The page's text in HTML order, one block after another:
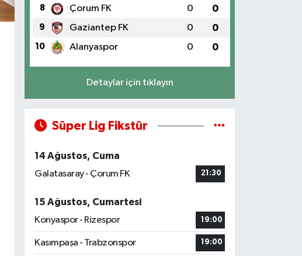
8 Çorum FK 0 0
9 Gaziantep FK 0 0
10 Alanyaspor 0 0
Detaylar için tıklayın
Süper Lig Fikstür
14 Ağustos, Cuma
Galatasaray - Çorum FK
21:30
15 Ağustos, Cumartesi
Konyaspor - Rizespor
19:00
Kasımpaşa - Trabzonspor 19:00